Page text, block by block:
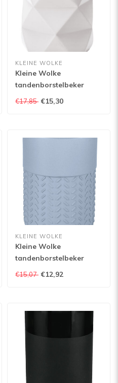
KLEINE WOLKE
Kleine Wolke
tandenborstelbeker
Crackle
€17,85 €15,30
KLEINE WOLKE
Kleine Wolke
tandenborstelbeker
Dash
€15,07 €12,92